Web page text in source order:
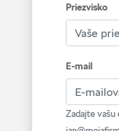
Priezvisko
E-mail
Zadajte vašu